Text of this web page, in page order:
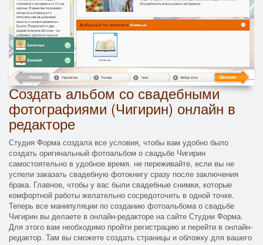
Создать альбом со свадебными
фотографиями (Чигирин) онлайн в
редакторе
Студия Форма создала все условия, чтобы вам удобно было
создать оригинальный фотоальбом о свадьбе Чигирин
самостоятельно в удобное время. не переживайте, если вы не
успели заказать свадебную фотокнигу сразу после заключения
брака. Главное, чтобы у вас были свадебные снимки, которые
комфортной работы желательно сосредоточить в одной точке.
Теперь все манипуляции по созданию фотоальбома о свадьбе
Чигирин вы делаете в онлайн-редакторе на сайте Студии Форма.
Для этого вам необходимо пройти регистрацию и перейти в онлайн-
редактор. Там вы сможете создать страницы и обложку для вашего